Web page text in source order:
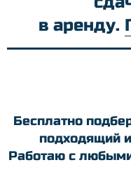
в аренду.
Бесплатно
подходящий
Работаю с